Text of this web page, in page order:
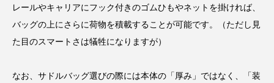
レールやキャリアにフック付きのゴムひもやネットを掛ければ、
バッグの上にさらに荷物を積載することが可能です。（ただし見
た目のスマートさは犠牲になりますが）
なお、サドルバッグ選びの際には本体の「厚み」ではなく、「装